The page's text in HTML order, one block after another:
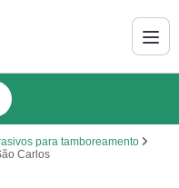
para tamboreamento
Carlos